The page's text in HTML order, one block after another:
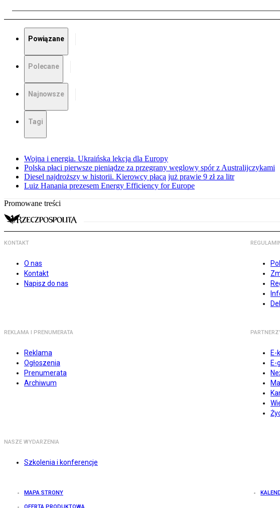
Powiązane
Polecane
Najnowsze
Tagi
Wojna i energia. Ukraińska lekcja dla Europy
Polska płaci pierwsze pieniądze za przegrany węglowy spór z Australijczykami
Diesel najdroższy w historii. Kierowcy płacą już prawie 9 zł za litr
Luiz Hanania prezesem Energy Efficiency for Europe
Promowane treści
KONTAKT
O nas
Kontakt
Napisz do nas
REKLAMA I PRENUMERATA
Reklama
Ogłoszenia
Prenumerata
Archiwum
E-
E-
NASZE WYDARZENIA
Szkolenia i konferencje
MAPA STRONY